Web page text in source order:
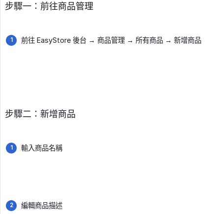
步驟一：前往商品管理
前往 EasyStore 後台 → 商品管理 → 所有商品 → 新增商品
步驟二：新增商品
輸入商品名稱
編輯商品描述